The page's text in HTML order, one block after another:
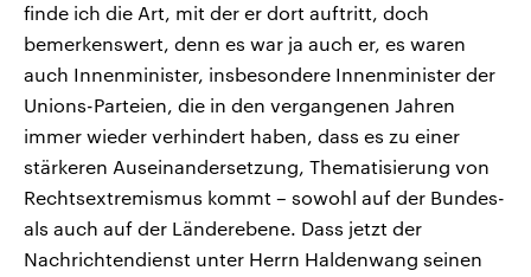
finde ich die Art, mit der er dort auftritt, doch
bemerkenswert, denn es war ja auch er, es waren
auch Innenminister, insbesondere Innenminister der
Unions-Parteien, die in den vergangenen Jahren
immer wieder verhindert haben, dass es zu einer
stärkeren Auseinandersetzung, Thematisierung von
Rechtsextremismus kommt – sowohl auf der Bundes-
als auch auf der Länderebene. Dass jetzt der
Nachrichtendienst unter Herrn Haldenwang seinen